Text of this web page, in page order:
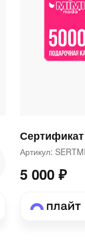
Сертификат
Артикул:
5 000 ₽